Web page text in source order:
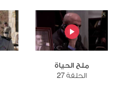
ملح الحياة
الحلقة 27